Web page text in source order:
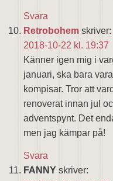
Svara
Retrobohem skriver:
2018-10-22 kl. 19:37
Känner igen mig i
januari, ska bara
kompisar. Tror att
renoverat innan jul
adventspynt. Det
men jag kämpar på!
Svara
FANNY skriver: